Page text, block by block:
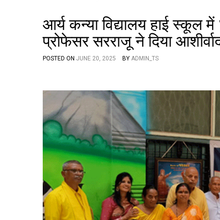
आर्य कन्या विद्यालय हाई स्कूल
प्रोफेसर सरराजू ने दिया
POSTED ON JUNE 20, 2025 BY ADMIN_TS